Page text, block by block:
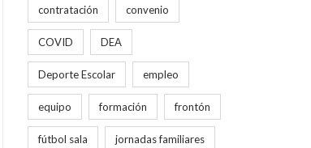
contratación convenio
COVID DEA
Deporte Escolar empleo
equipo formación frontón
fútbol sala jornadas familiares